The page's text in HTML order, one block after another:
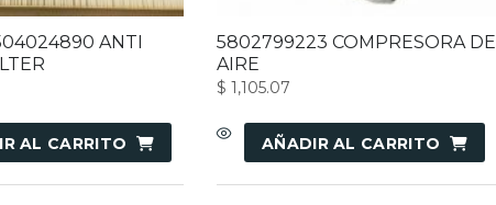
ANTI
AL CARRITO
5802799223 COMPRESORA DE
AIRE
$ 1,105.07
AÑADIR AL CARRITO